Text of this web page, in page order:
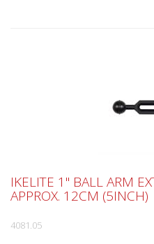
IKELITE 1" BALL ARM
APPROX. 12CM (5INCH)
4081.05